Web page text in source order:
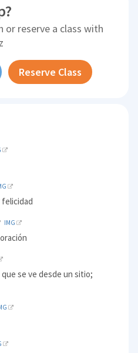
or reserve a class with
Reserve Class
IMG
se ve desde un sitio;